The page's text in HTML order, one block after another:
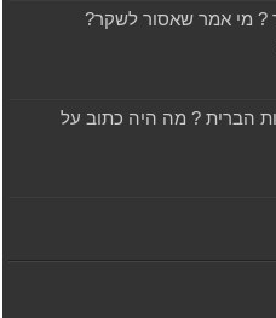
? מי אמר שאסור לשקר?
הברית ? מה היה כתוב על